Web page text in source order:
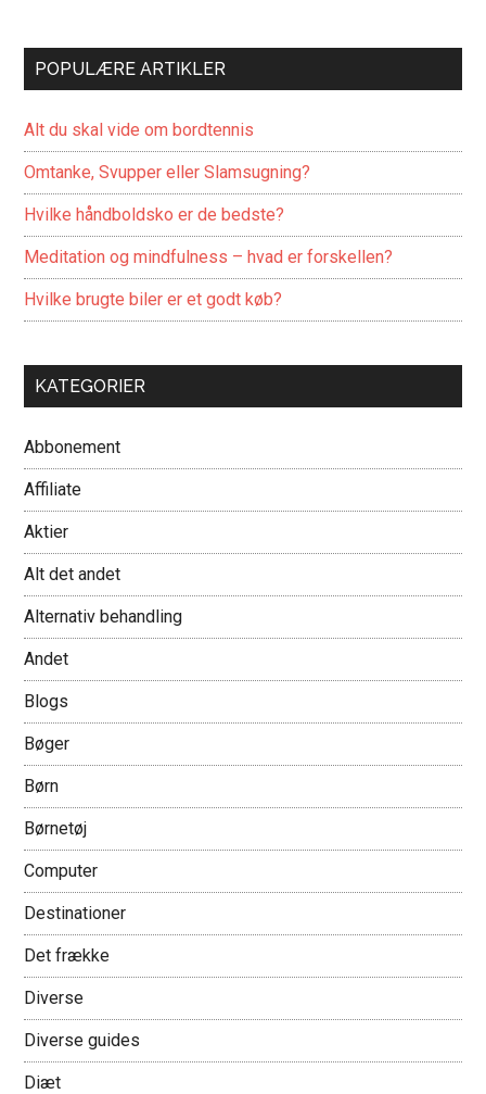
POPULÆRE ARTIKLER
Alt du skal vide om bordtennis
Omtanke, Svupper eller Slamsugning?
Hvilke håndboldsko er de bedste?
Meditation og mindfulness – hvad er forskellen?
Hvilke brugte biler er et godt køb?
KATEGORIER
Abbonement
Affiliate
Aktier
Alt det andet
Alternativ behandling
Andet
Blogs
Bøger
Børn
Børnetøj
Computer
Destinationer
Det frække
Diverse
Diverse guides
Diæt